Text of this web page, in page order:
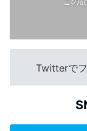
Twitterで